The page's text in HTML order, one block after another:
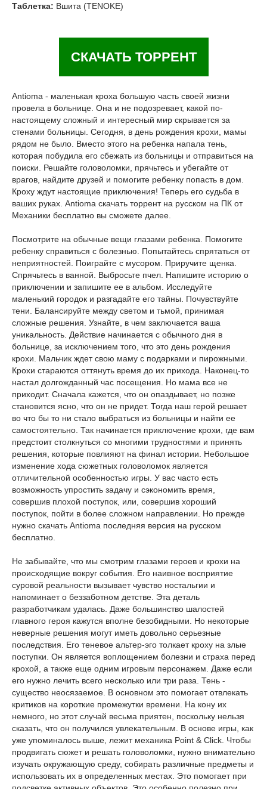
Таблетка: Вшита (TENOKE)
СКАЧАТЬ ТОРРЕНТ
Antioma - маленькая кроха большую часть своей жизни
провела в больнице. Она и не подозревает, какой по-
настоящему сложный и интересный мир скрывается за
стенами больницы. Сегодня, в день рождения крохи, мамы
рядом не было. Вместо этого на ребенка напала тень,
которая побудила его сбежать из больницы и отправиться на
поиски. Решайте головоломки, прячьтесь и убегайте от
врагов, найдите друзей и помогите ребенку попасть в дом.
Кроху ждут настоящие приключения! Теперь его судьба в
ваших руках. Antioma скачать торрент на русском на ПК от
Механики бесплатно вы сможете далее.
Посмотрите на обычные вещи глазами ребенка. Помогите
ребенку справиться с болезнью. Попытайтесь спрятаться от
неприятностей. Поиграйте с мусором. Приручите щенка.
Спрячьтесь в ванной. Выбросьте пчел. Напишите историю о
приключении и запишите ее в альбом. Исследуйте
маленький городок и разгадайте его тайны. Почувствуйте
тени. Балансируйте между светом и тьмой, принимая
сложные решения. Узнайте, в чем заключается ваша
уникальность. Действие начинается с обычного дня в
больнице, за исключением того, что это день рождения
крохи. Мальчик ждет свою маму с подарками и пирожными.
Крохи стараются оттянуть время до их прихода. Наконец-то
настал долгожданный час посещения. Но мама все не
приходит. Сначала кажется, что он опаздывает, но позже
становится ясно, что он не придет. Тогда наш герой решает
во что бы то ни стало выбраться из больницы и найти ее
самостоятельно. Так начинается приключение крохи, где вам
предстоит столкнуться со многими трудностями и принять
решения, которые повлияют на финал истории. Небольшое
изменение хода сюжетных головоломок является
отличительной особенностью игры. У вас часто есть
возможность упростить задачу и сэкономить время,
совершив плохой поступок, или, совершив хороший
поступок, пойти в более сложном направлении. Но прежде
нужно скачать Antioma последняя версия на русском
бесплатно.
Не забывайте, что мы смотрим глазами героев и крохи на
происходящие вокруг события. Его наивное восприятие
суровой реальности вызывает чувство ностальгии и
напоминает о беззаботном детстве. Эта деталь
разработчикам удалась. Даже большинство шалостей
главного героя кажутся вполне безобидными. Но некоторые
неверные решения могут иметь довольно серьезные
последствия. Его теневое альтер-эго толкает кроху на злые
поступки. Он является воплощением болезни и страха перед
крохой, а также еще одним игровым персонажем. Даже если
его нужно лечить всего несколько или три раза. Тень -
существо неосязаемое. В основном это помогает отвлекать
критиков на короткие промежутки времени. На кону их
немного, но этот случай весьма приятен, поскольку нельзя
сказать, что он получился увлекательным. В основе игры, как
уже упоминалось выше, лежит механика Point & Click. Чтобы
продвигать сюжет и решать головоломки, нужно внимательно
изучать окружающую среду, собирать различные предметы и
использовать их в определенных местах. Это помогает при